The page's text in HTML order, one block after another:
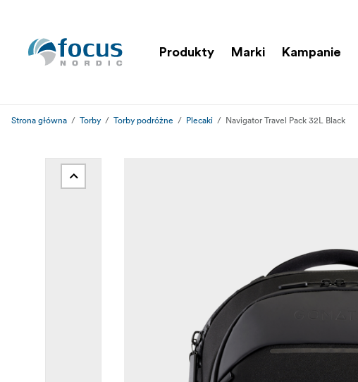
Produkty Marki Kampanie
Strona główna Torby Torby podróżne Plecaki Navigator Travel Pack 32L Black